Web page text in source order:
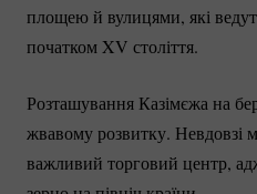
площею й вулицями, які
початком XV століття.
Розташування Казімєжа на
жвавому розвитку. Невдовзі
важливий торговий центр,